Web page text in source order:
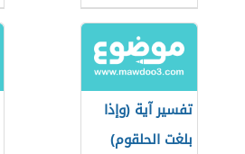
تفسير آية (وإذا
بلغت الحلقوم)